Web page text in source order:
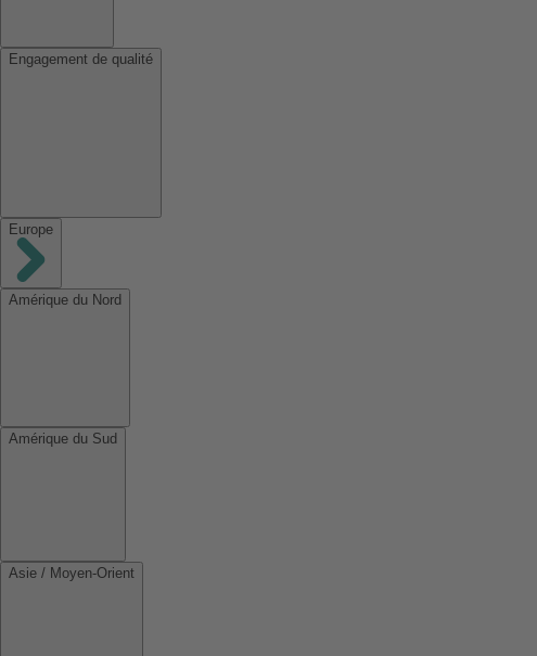
Engagement de qualité
Europe
Amérique du Nord
Amérique du Sud
Asie / Moyen-Orient